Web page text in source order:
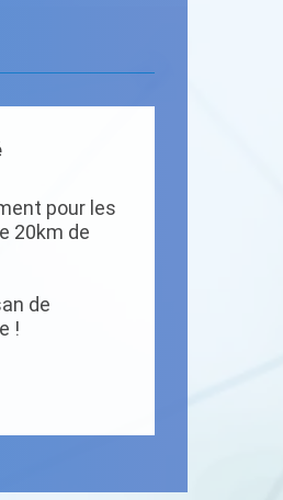
pour les
20km de
de
!